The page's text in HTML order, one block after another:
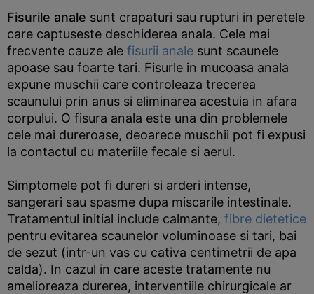
Fisurile anale sunt crapaturi sau rupturi in peretele
care captuseste deschiderea anala. Cele mai
frecvente cauze ale fisurii anale sunt scaunele
apoase sau foarte tari. Fisurle in mucoasa anala
expune muschii care controleaza trecerea
scaunului prin anus si eliminarea acestuia in afara
corpului. O fisura anala este una din problemele
cele mai dureroase, deoarece muschii pot fi expusi
la contactul cu materiile fecale si aerul.
Simptomele pot fi dureri si arderi intense,
sangerari sau spasme dupa miscarile intestinale.
Tratamentul initial include calmante, fibre dietetice
pentru evitarea scaunelor voluminoase si tari, bai
de sezut (intr-un vas cu cativa centimetrii de apa
calda). In cazul in care aceste tratamente nu
amelioreaza durerea, interventiile chirurgicale ar